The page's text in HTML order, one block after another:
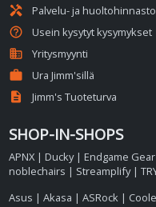
handyman
Palvelu- ja huoltohinnasto
help_outline
Usein kysytyt kysymykset
business
Yritysmyynti
work
Ura Jimm'sillä
description
Jimm's Tuoteturva
SHOP-IN-SHOPS
APNX | Ducky| Endgame Gear
noblechairs | Streamplify|
Asus |Akasa |ASRock |